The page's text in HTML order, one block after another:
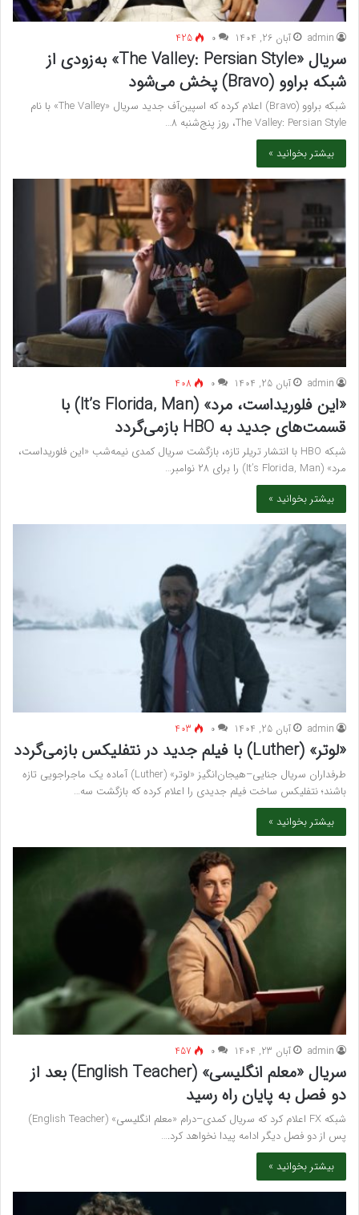
admin آبان 26, 1404 ۰ 425
سریال «The Valley: Persian Style» به‌زودی از
شبکه براوو (Bravo) پخش می‌شود
شبکه براوو (Bravo) اعلام کرده که اسپین‌آف جدید سریال «The Valley» با نام
The Valley: Persian Style، روز پنج‌شنبه ۸…
بیشتر بخوانید »
admin آبان 25, 1404 ۰ 408
«این فلوریداست، مرد» (It’s Florida, Man) با
قسمت‌های جدید به HBO بازمی‌گردد
شبکه HBO با انتشار تریلر تازه، بازگشت سریال کمدی نیمه‌شب «این فلوریداست،
مرد» (It’s Florida, Man) را برای ۲۸ نوامبر…
بیشتر بخوانید »
admin آبان 25, 1404 ۰ 403
«لوتر» (Luther) با فیلم جدید در نتفلیکس بازمی‌گردد
طرفداران سریال جنایی–هیجان‌انگیز «لوتر» (Luther) آماده یک ماجراجویی تازه
باشند؛ نتفلیکس ساخت فیلم جدیدی را اعلام کرده که بازگشت سه…
بیشتر بخوانید »
admin آبان 23, 1404 ۰ 457
سریال «معلم انگلیسی» (English Teacher) بعد از
دو فصل به پایان راه رسید
شبکه FX اعلام کرد که سریال کمدی–درام «معلم انگلیسی» (English Teacher)
پس از دو فصل دیگر ادامه پیدا نخواهد کرد.…
بیشتر بخوانید »